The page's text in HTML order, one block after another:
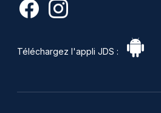
Téléchargez l'appli JDS :